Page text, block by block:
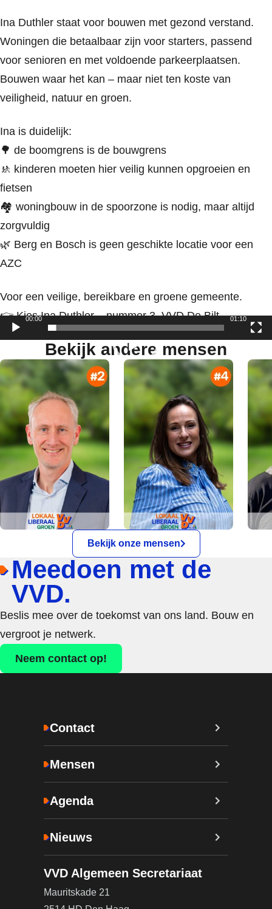
Ina Duthler staat voor bouwen met gezond verstand.
Woningen die betaalbaar zijn voor starters, passend
voor senioren en met voldoende parkeerplaatsen.
Bouwen waar het kan – maar niet ten koste van
veiligheid, natuur en groen.
Ina is duidelijk:
🌳 de boomgrens is de bouwgrens
🚸 kinderen moeten hier veilig kunnen opgroeien en
fietsen
🏘 woningbouw in de spoorzone is nodig, maar altijd
zorgvuldig
🌿 Berg en Bosch is geen geschikte locatie voor een
AZC
Voor een veilige, bereikbare en groene gemeente.
👉 Kies Ina Duthler – nummer 3, VVD De Bilt.
Videospeler
00:00 01:10
Bekijk andere mensen
Bekijk onze mensen
Meedoen met de
VVD.
Beslis mee over de toekomst van ons land. Bouw en
vergroot je netwerk.
Neem contact op!
Contact
Mensen
Agenda
Nieuws
VVD Algemeen Secretariaat
Mauritskade 21